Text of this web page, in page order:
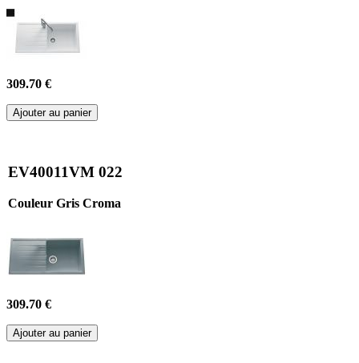
309.70 €
Ajouter au panier
EV40011VM 022
Couleur Gris Croma
309.70 €
Ajouter au panier